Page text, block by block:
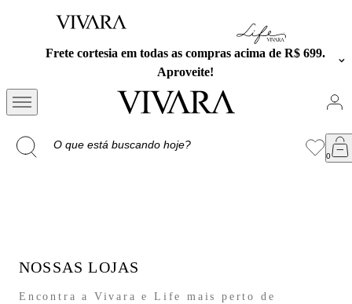
Frete cortesia em todas as compras acima de R$ 699.
Aproveite!
NOSSAS LOJAS
Encontra a Vivara e Life mais perto de